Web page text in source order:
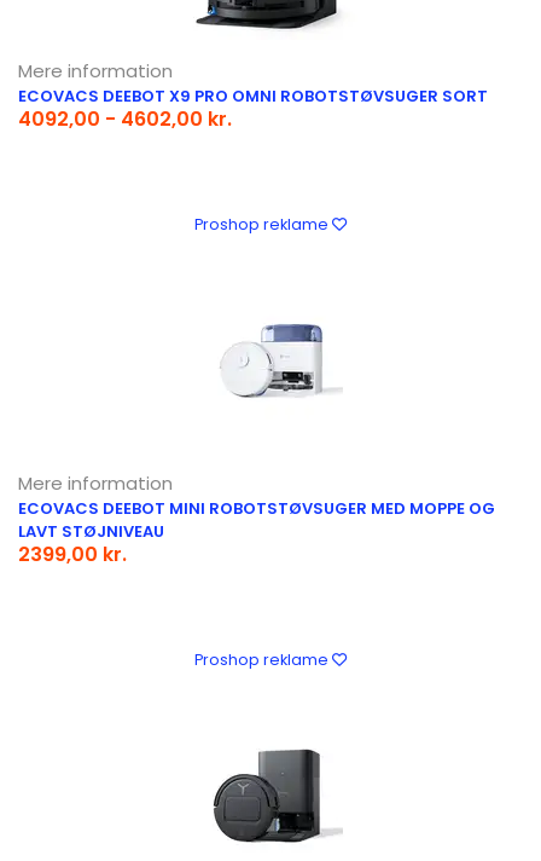
Mere information
ECOVACS DEEBOT X9 PRO OMNI ROBOTSTØVSUGER SORT
4092,00 - 4602,00 kr.
Proshop reklame
Mere information
ECOVACS DEEBOT MINI ROBOTSTØVSUGER MED MOPPE OG
LAVT STØJNIVEAU
2399,00 kr.
Proshop reklame